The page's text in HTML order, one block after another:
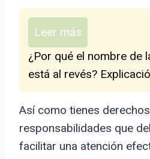
Leer más
¿Por qué el nombre de
está al revés?
Así como tienes
responsabilidades que
facilitar una atención